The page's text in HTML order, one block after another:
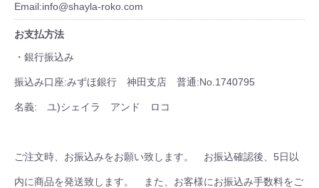
Email:info@shayla-roko.com
お支払方法
・銀行振込み
振込み口座:みずほ銀行 神田支店 普通:No.1740795
名義: ユ)シェイラ アンド ロコ
ご注文時、お振込みをお願い致します。 お振込確認後、5日以
内に商品を発送致します。 また、お客様にお振込み手数料をご